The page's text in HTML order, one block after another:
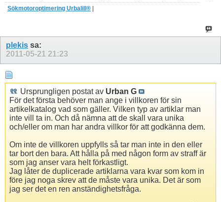
Sökmotoroptimering Urbalill®
plekis sa:
2011-05-21 21:23
Ursprungligen postat av Urban G
För det första behöver man ange i villkoren för sin
artikelkatalog vad som gäller. Vilken typ av artiklar man
inte vill ta in. Och då nämna att de skall vara unika
och/eller om man har andra villkor för att godkänna dem.
Om inte de villkoren uppfylls så tar man inte in den eller
tar bort den bara. Att hålla på med någon form av straff är
som jag anser vara helt förkastligt.
Jag låter de duplicerade artiklarna vara kvar som kom in
före jag noga skrev att de måste vara unika. Det är som
jag ser det en ren anständighetsfråga.